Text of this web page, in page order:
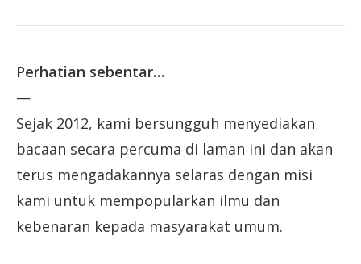
Perhatian sebentar…
—
Sejak 2012, kami bersungguh menyediakan
bacaan secara percuma di laman ini dan akan
terus mengadakannya selaras dengan misi
kami untuk mempopularkan ilmu dan
kebenaran kepada masyarakat umum.